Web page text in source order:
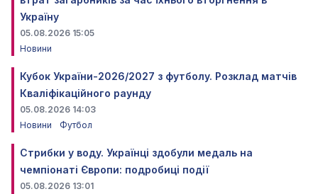
Україну
05.08.2026 15:05
Новини
Кубок України-2026/2027 з футболу. Розклад матчів
Кваліфікаційного раунду
05.08.2026 14:03
Новини
Футбол
Стрибки у воду. Українці здобули медаль на
чемпіонаті Європи: подробиці події
05.08.2026 13:01